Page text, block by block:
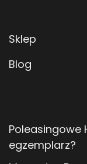
Sklep
Blog
Poleasingowe
egzemplarz?